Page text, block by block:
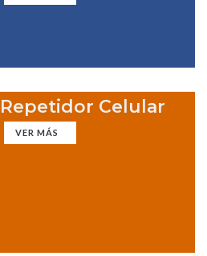
Repetidor Celular
VER MÁS